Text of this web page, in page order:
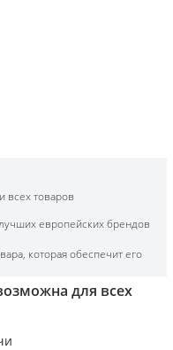
всех товаров
европейских брендов
которая обеспечит его
для всех